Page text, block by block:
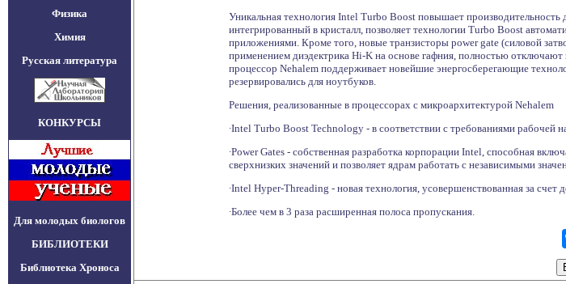
Физика
Химия
Русская литература
КОНКУРСЫ
Для молодых биологов
БИБЛИОТЕКИ
Библиотека Хроноса
Уникальная технология Intel Turbo Boost повышает
интегрированный в кристалл, позволяет технологии Turbo Boost
приложениями. Кроме того, новые транзисторы power gate (силовой
применением диэдектрика Hi-K на основе гафния, полностью
процессор Nehalem поддерживает новейшие энергосберегающие
резервировались для ноутбуков.
Решения, реализованные в процессорах с микроархитектурой Nehalem
∙Intel Turbo Boost Technology - в соответствии с требованиями рабочей
∙Power Gates - собственная разработка корпорации Intel, способная
сверхнизких значений и позволяет ядрам работать с независимыми
∙Intel Hyper-Threading - новая технология, усовершенствованная за счет
∙Более чем в 3 раза расширенная полоса пропускания.